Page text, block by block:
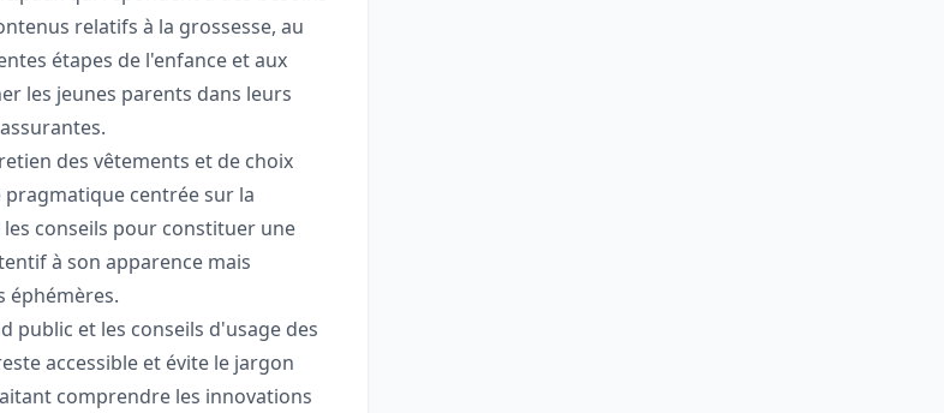
relatifs à la grossesse, au
étapes de l'enfance et aux
les jeunes parents dans leurs
des vêtements et de choix
centrée sur la
conseils pour constituer une
à son apparence mais
éphémères.
public et les conseils d'usage des
accessible et évite le jargon
comprendre les innovations